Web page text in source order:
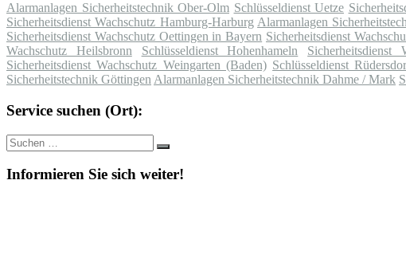
Alarmanlagen Sicherheitstechnik Ober-Olm Schlüsseldienst Uetze
Sicherheitsdienst Wachschutz Hamburg-Harburg Alarmanlagen
Sicherheitsdienst Wachschutz Oettingen in Bayern Sicherheitsdienst
Wachschutz Heilsbronn
Schlüsseldienst Hohenhameln Sicherheitsdienst
Sicherheitsdienst Wachschutz Weingarten (Baden) Schlüsseldienst
Sicherheitstechnik Göttingen Alarmanlagen Sicherheitstechnik Dahme / Mark
Service suchen (Ort):
Suche
nach:
Suchen
Informieren Sie sich weiter!